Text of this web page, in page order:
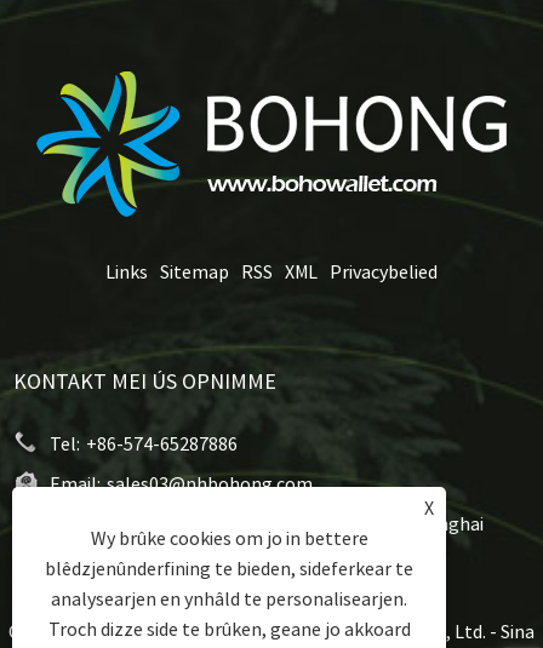
Links Sitemap RSS XML Privacybelied
KONTAKT MEI ÚS OPNIMME
Tel: +86-574-65287886
Email: sales03@nhbohong.com
Xibin Industrial Zone, Shenzhen Town, Ninghai
County, NINGBO, Zhejiang, Sina
Copyright © 2023 Ninghai Bohong Metal Products Co., Ltd. - Sina
X
Wy brûke cookies om jo in bettere
blêdzjenûnderfining te bieden, sideferkear te
analysearjen en ynhâld te personalisearjen.
Troch dizze side te brûken, geane jo akkoard